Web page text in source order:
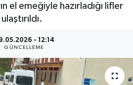
el emeğiyle hazırladığı lifler
- 12:14
GÜNCELLEME